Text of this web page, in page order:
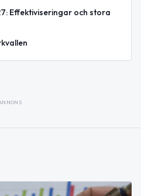
Effektiviseringar och stora